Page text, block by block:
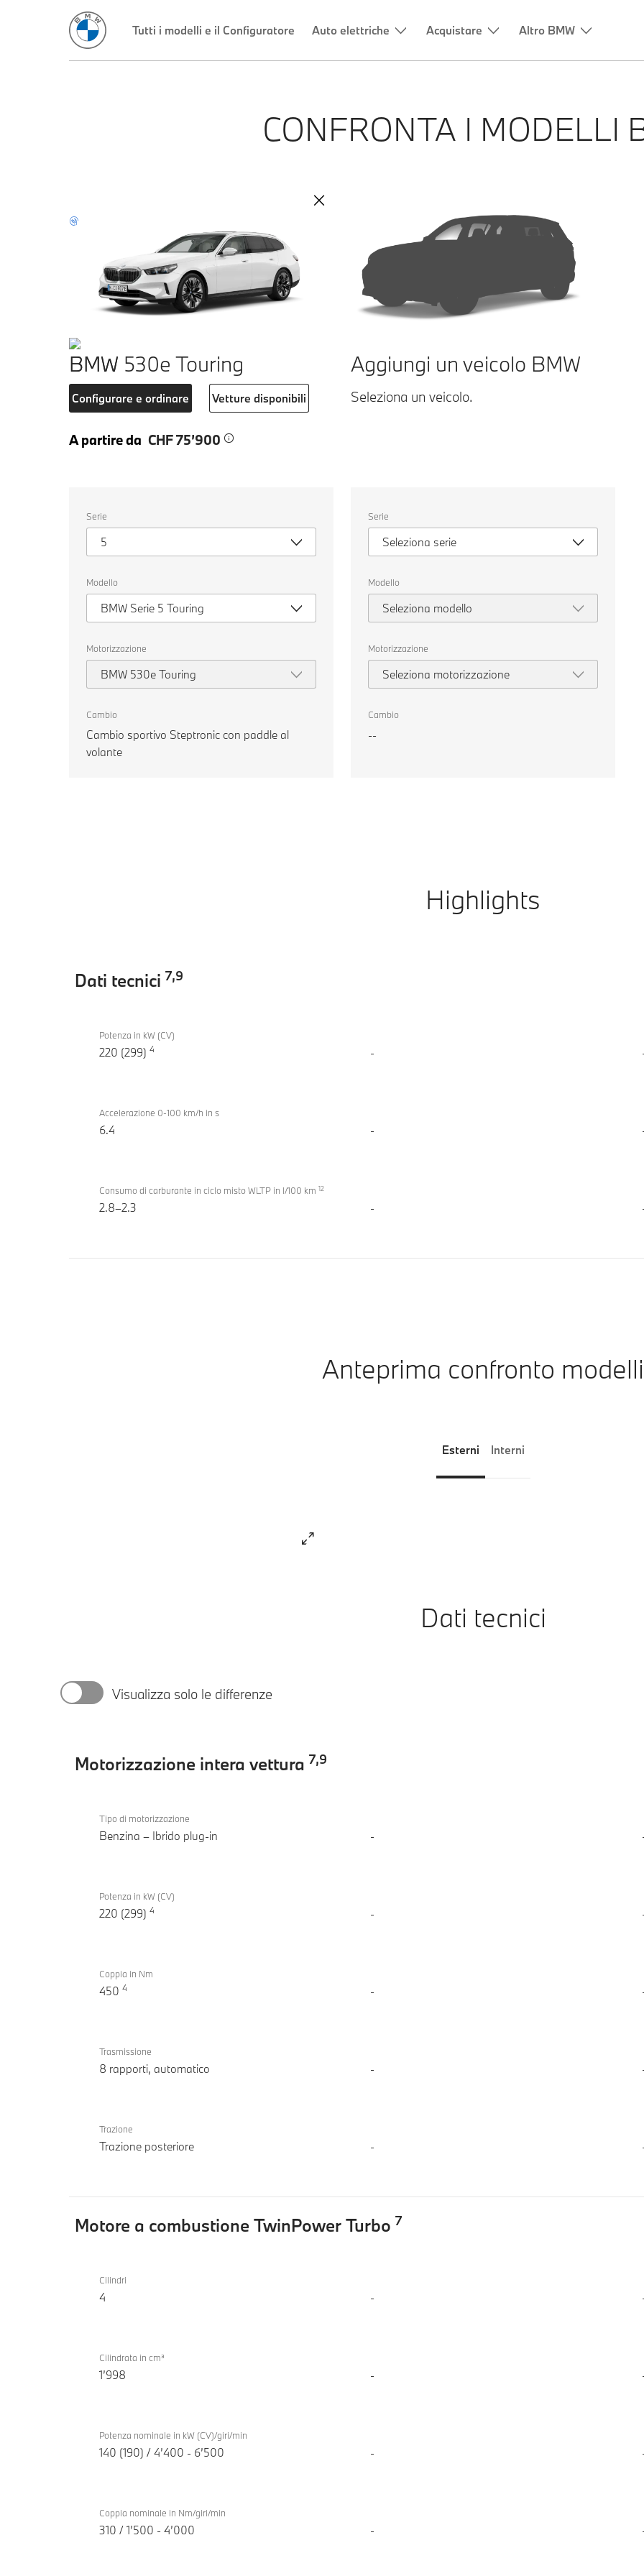
Tutti i modelli e il Configuratore Auto elettriche Acquistare Altro BMW
CONFRONTA I MODELLI
BMW 530e Touring
Configurare e ordinare Vetture disponibili
A partire da CHF 75’900
un
veicolo.
Serie
5
Modello
BMW Serie 5 Touring
Motorizzazione
BMW 530e Touring
Cambio
Cambio sportivo Steptronic con paddle al
volante
Aggiungi un veicolo BMW
Seleziona un veicolo.
un
veicolo.
Serie
Seleziona serie
Modello
Seleziona modello
Motorizzazione
Seleziona motorizzazione
Cambio
--
Highlights
Dati tecnici 7,9
tecnici
530e
Touring
Potenza in kW (CV)
220 (299) 4 -
Accelerazione 0-100 km/h in s
6.4 -
Consumo di carburante in ciclo misto WLTP in l/100 km 12
2.8–2.3 -
Anteprima confronto modelli
Esterni Interni
Dati tecnici
Visualizza solo le differenze
Motorizzazione intera vettura 7,9
intera
vettura
530e
Touring
Tipo di motorizzazione
Benzina – Ibrido plug-in -
Potenza in kW (CV)
220 (299) 4 -
Coppia in Nm
450 4 -
Trasmissione
8 rapporti, automatico -
Trazione
Trazione posteriore -
Motore a combustione TwinPower Turbo 7
combustione
530e
Touring
Cilindri
4 -
Cilindrata in cm³
1’998 -
Potenza nominale in kW (CV)/giri/min
140 (190) / 4’400 - 6’500 -
Coppia nominale in Nm/giri/min
310 / 1’500 - 4’000 -